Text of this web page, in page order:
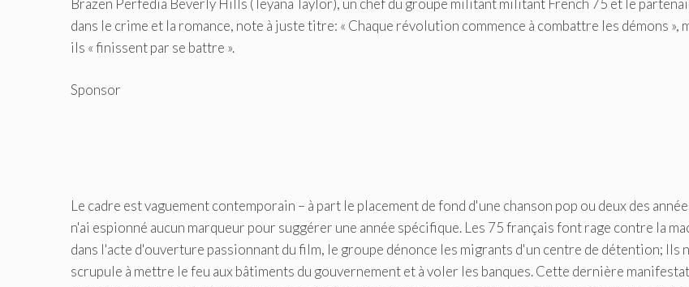
dans le crime et la romance, note à juste titre: « Chaque révolution commence à combattre les démons »,
ils « finissent par se battre ».
Sponsor
Le cadre est vaguement contemporain – à part le placement de fond d'une chanson pop ou deux des
n'ai espionné aucun marqueur pour suggérer une année spécifique. Les 75 français font rage contre la
dans l'acte d'ouverture passionnant du film, le groupe dénonce les migrants d'un centre de détention; Ils
scrupule à mettre le feu aux bâtiments du gouvernement et à voler les banques. Cette dernière